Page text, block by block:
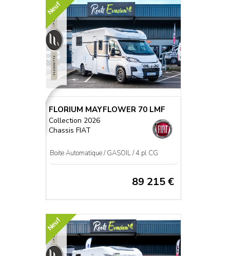
Neuf
FLORIUM MAYFLOWER 70 LMF
Collection 2026
Chassis FIAT
Boite Automatique / GASOIL / 4 pl CG
89 215 €
Neuf